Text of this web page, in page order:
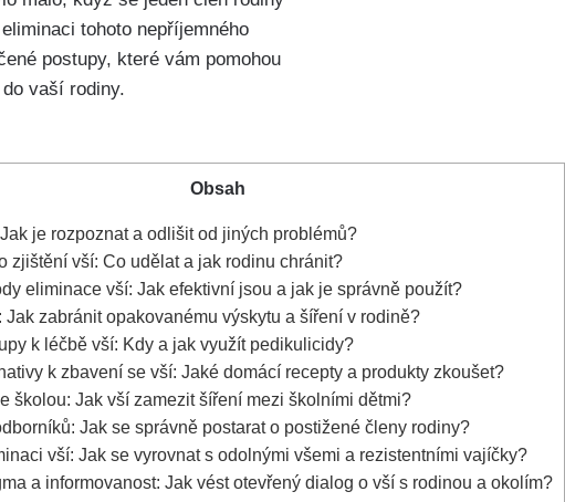
tohoto nepříjemného
postupy, které vám pomohou
vaší rodiny.
Obsah
je rozpoznat a odlišit od jiných problémů?
zjištění vší: Co udělat a jak ⁣rodinu chránit?
eliminace vší: Jak efektivní jsou a jak je správně použít?
Jak ​zabránit ⁣opakovanému výskytu a šíření v rodině?
k ⁣léčbě vší: Kdy a jak využít pedikulicidy?
k zbavení se vší: ​Jaké domácí recepty a ⁣produkty zkoušet?
školou: Jak vší zamezit šíření mezi‍ školními dětmi?
Jak se správně postarat o postižené členy rodiny?
vší: Jak se vyrovnat s odolnými všemi a rezistentními vajíčky?
a informovanost: Jak vést​ otevřený dialog o vší s rodinou a okolím?